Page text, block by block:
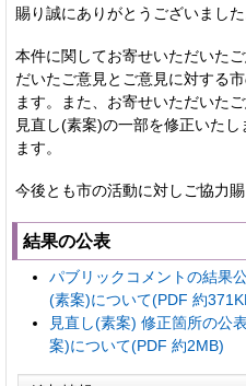
賜り誠にありがとうございました
本件に関してお寄せいただいた
だいたご意見とご意見に対する
ます。また、お寄せいただいた
見直し(素案)の一部を修正いた
ます。
今後とも市の活動に対しご協力
結果の公表
パブリックコメントの結果
(素案)について(PDF 約
見直し(素案) 修正箇所の公
案)について(PDF 約2MB)